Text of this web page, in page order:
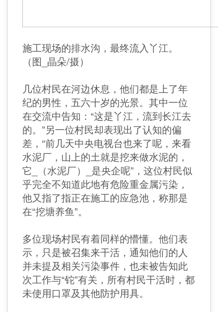
施工现场的排水沟，最终流入丫江。
（图_晶朵/摄）
几位村民在河边休息，他们都是上了年
纪的男性，五六十岁的光景。其中一位
在交流中告知：“这是丫江，流到长江去
的。”另一位村民却表现出了认知的偏
差，“前几天中央电视台也来了呢，来看
水泥厂，山上的土就是挖来做水泥的，
它_（水泥厂）_是央企呢”，这位村民似
乎完全不知道此地有危险重金属污染，
他又指了指正在施工的应急池，称那是
在“挖塘养鱼”。
多位现场村民有着同样的懵懂。他们表
示，只是被召集来干活，通知他们的人
并未提及相关污染事件，也未被告知此
次工作与“铊”有关，所有村民干活时，都
未使用口罩及其他防护用具。